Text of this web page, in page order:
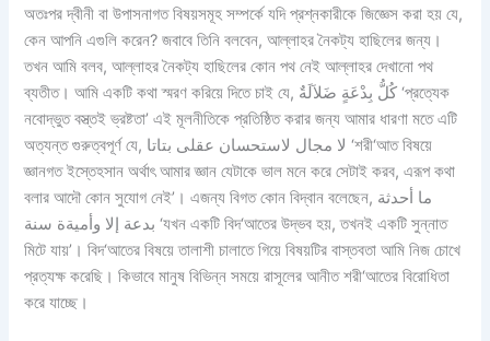
অতঃপর দ্বীনী বা উপাসনাগত বিষয়সমূহ সম্পর্কে যদি প্রশ্নকারীকে জিজ্ঞেস করা হয় যে,
কেন আপনি এগুলি করেন? জবাবে তিনি বলবেন, আল্লাহর নৈকট্য হাছিলের জন্য।
তখন আমি বলব, আল্লাহর নৈকট্য হাছিলের কোন পথ নেই আল্লাহর দেখানো পথ
ব্যতীত। আমি একটি কথা স্মরণ করিয়ে দিতে চাই যে, كُلُّ بِدْعَةٍ ضَلاَلَةٌ ‘প্রত্যেক
নবোদ্ভুত বস্ত্তই ভ্রষ্টতা’ এই মূলনীতিকে প্রতিষ্ঠিত করার জন্য আমার ধারণা মতে এটি
অত্যন্ত গুরুত্বপূর্ণ যে, لا مجال لاستحسان عقلى بتاتا ‘শরী‘আত বিষয়ে
জ্ঞানগত ইস্তেহসান অর্থাৎ আমার জ্ঞান যেটাকে ভাল মনে করে সেটাই করব, এরূপ কথা
বলার আদৌ কোন সুযোগ নেই’। এজন্য বিগত কোন বিদ্বান বলেছেন, ما أحدثة
بدعة إلا وأميةة سنة ‘যখন একটি বিদ‘আতের উদ্ভব হয়, তখনই একটি সুন্নাত
মিটে যায়’। বিদ‘আতের বিষয়ে তালাশী চালাতে গিয়ে বিষয়টির বাস্তবতা আমি নিজ চোখে
প্রত্যক্ষ করেছি। কিভাবে মানুষ বিভিন্ন সময়ে রাসূলের আনীত শরী‘আতের বিরোধিতা
করে যাচ্ছে।